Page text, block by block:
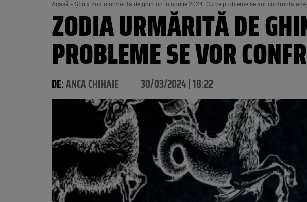
Acasă » Știri » Zodia urmărită de ghinion în aprilie 2024. Cu ce probleme se vor confrunta
ZODIA URMĂRITĂ DE
PROBLEME SE VOR
DE:ANCA CHIHAIE 30/03/2024 | 18:22